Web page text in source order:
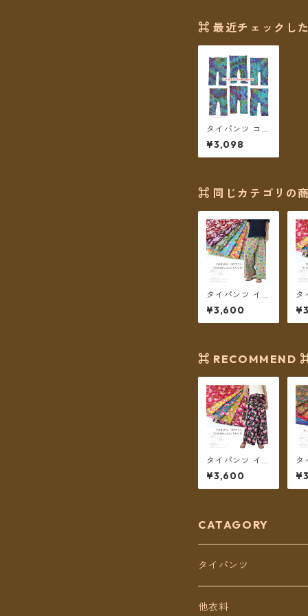
⌘ 最近チェックし
タイパンツ コッ
トンタイダイ ロ
ング丈（スカイ
ブルー系）★全
¥3,098
⌘ 同じカテゴリの
タイパンツ イン
ド綿 インド更紗
no.12 フラワー
プリント 2タイ
便送料無料】
¥3,600
タ
ド
プ
⌘ RECOMMEND
タイパンツ イン
ド綿 インド更紗
no.10 ロータス
プリント 6カラ
料】
¥3,600
タ
ワ
リ
リ
CATAGORY
タイパンツ
定番無地タイパンツ
他衣料